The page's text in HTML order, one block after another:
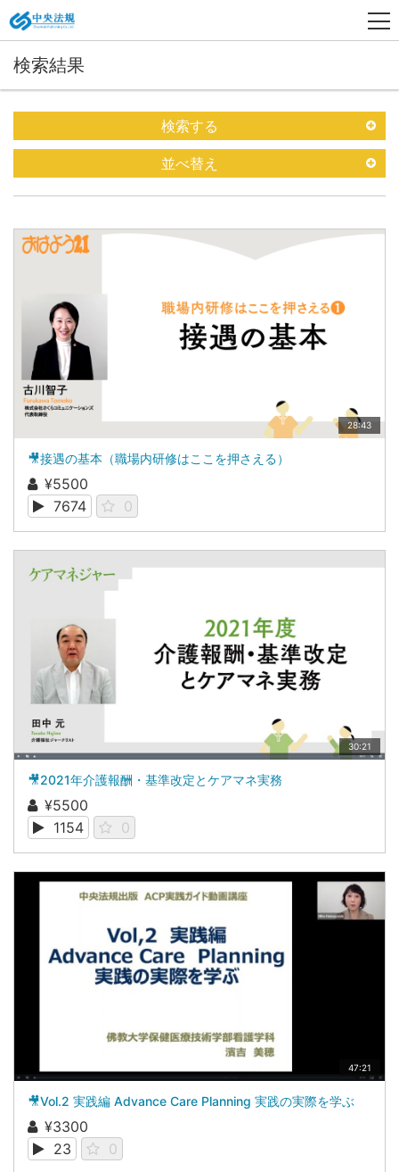
検索結果
検索する
並べ替え
28:43
🎥接遇の基本（職場内研修はここを押さえる）
¥5500
7674
0
30:21
🎥2021年介護報酬・基準改定とケアマネ実務
¥5500
1154
0
47:21
🎥Vol.2 実践編 Advance Care Planning 実践の実際を学ぶ
¥3300
23
0